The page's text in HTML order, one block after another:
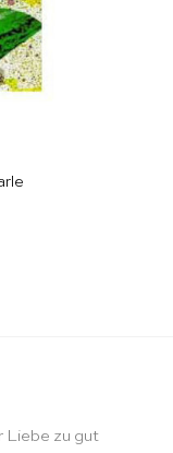
Liebe zu gut